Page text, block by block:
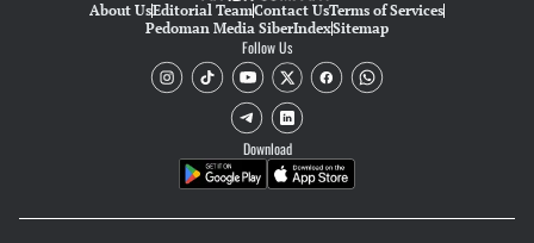
About UsEditorial TeamContact UsTerms of Services
Pedoman Media SiberIndexSitemap
Follow Us
Download